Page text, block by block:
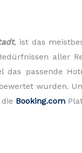
, ist das
aller
das passende
wurden.
Booking.com